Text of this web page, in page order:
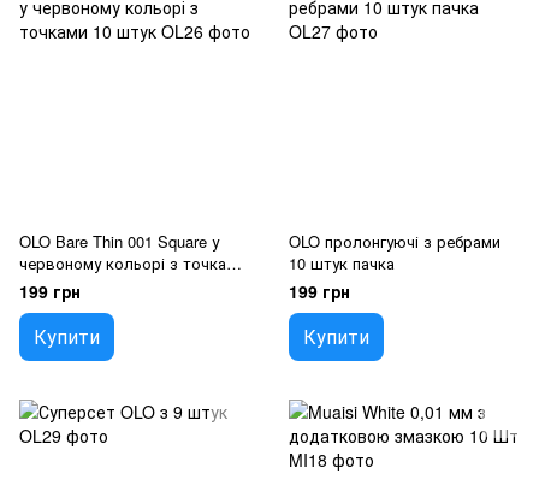
OLO Bare Thin 001 Square у
червоному кольорі з точками
10 штук
199 грн
Купити
OLO пролонгуючі з ребрами
10 штук пачка
199 грн
Купити